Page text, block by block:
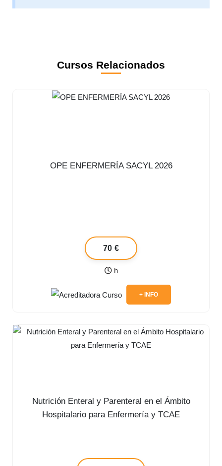
Cursos Relacionados
OPE ENFERMERÍA SACYL 2026
70 €
h
+ INFO
Nutrición Enteral y Parenteral en el Ámbito
Hospitalario para Enfermería y TCAE